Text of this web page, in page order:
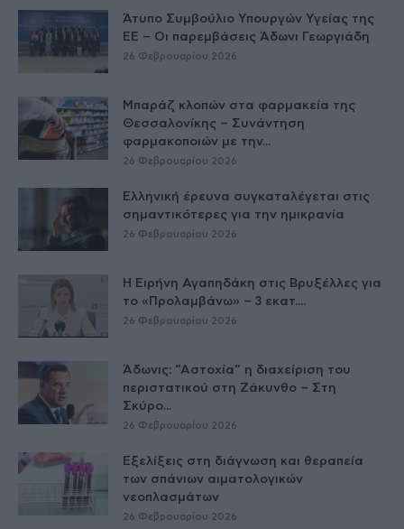
Άτυπο Συμβούλιο Υπουργών Υγείας της
ΕE – Οι παρεμβάσεις Άδωνι Γεωργιάδη
26 Φεβρουαρίου 2026
Μπαράζ κλοπών στα φαρμακεία της
Θεσσαλονίκης – Συνάντηση
φαρμακοποιών με την...
26 Φεβρουαρίου 2026
Ελληνική έρευνα συγκαταλέγεται στις
σημαντικότερες για την ημικρανία
26 Φεβρουαρίου 2026
Η Ειρήνη Αγαπηδάκη στις Βρυξέλλες για
το «Προλαμβάνω» – 3 εκατ....
26 Φεβρουαρίου 2026
Άδωνις: “Αστοχία” η διαχείριση του
περιστατικού στη Ζάκυνθο – Στη
Σκύρο...
26 Φεβρουαρίου 2026
Εξελίξεις στη διάγνωση και θεραπεία
των σπάνιων αιματολογικών
νεοπλασμάτων
26 Φεβρουαρίου 2026